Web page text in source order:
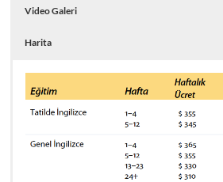
Video Galeri
Harita